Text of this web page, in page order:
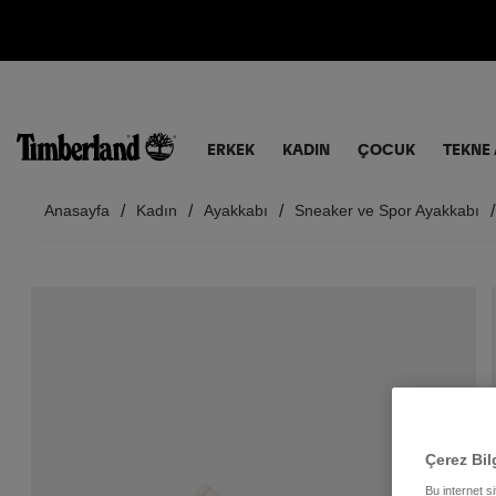
ERKEK KADIN ÇOCUK TEKNE
Anasayfa Kadın Ayakkabı Sneaker ve Spor Ayakkabı
Çerez
Bu internet